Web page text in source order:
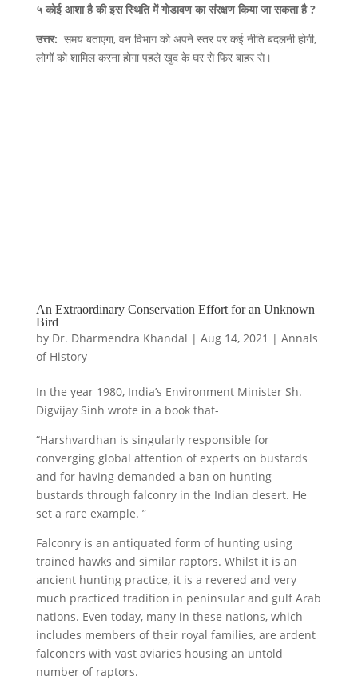
५ कोई आशा है की इस स्थिति में गोडावण का संरक्षण किया जा सकता है ?
उत्तर: समय बताएगा, वन विभाग को अपने स्तर पर कई नीति बदलनी होगी,
लोगों को शामिल करना होगा पहले खुद के घर से फिर बाहर से।
An Extraordinary Conservation Effort for an Unknown
Bird
by Dr. Dharmendra Khandal | Aug 14, 2021 | Annals
of History
In the year 1980, India’s Environment Minister Sh.
Digvijay Sinh wrote in a book that-
“Harshvardhan is singularly responsible for
converging global attention of experts on bustards
and for having demanded a ban on hunting
bustards through falconry in the Indian desert. He
set a rare example. ”
Falconry is an antiquated form of hunting using
trained hawks and similar raptors. Whilst it is an
ancient hunting practice, it is a revered and very
much practiced tradition in peninsular and gulf Arab
nations. Even today, many in these nations, which
includes members of their royal families, are ardent
falconers with vast aviaries housing an untold
number of raptors.